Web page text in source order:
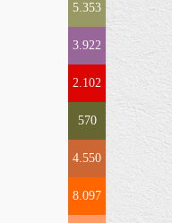
5.353
3.922
2.102
570
4.550
8.097